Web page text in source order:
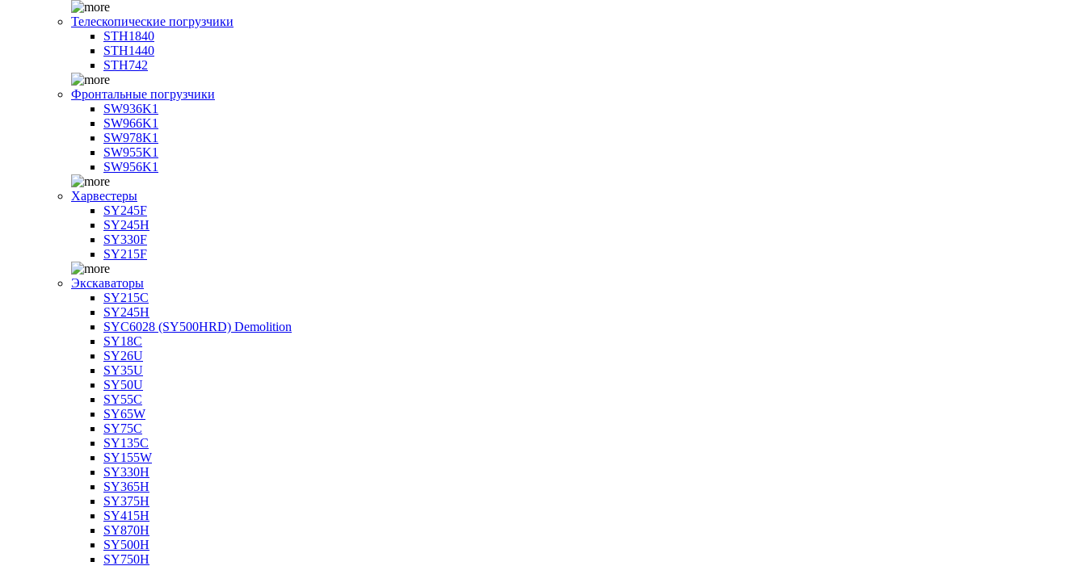
Телескопические погрузчики
STH1840
STH1440
STH742
Фронтальные погрузчики
SW936K1
SW966K1
SW978K1
SW955K1
SW956K1
Харвестеры
SY245F
SY245H
SY330F
SY215F
Экскаваторы
SY215C
SY245H
SYC6028 (SY500HRD) Demolition
SY18C
SY26U
SY35U
SY50U
SY55C
SY65W
SY75C
SY135C
SY155W
SY330H
SY365H
SY375H
SY415H
SY870H
SY500H
SY750H